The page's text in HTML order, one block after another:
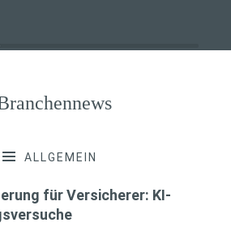
ALLGEMEIN
für Versicherer: KI-